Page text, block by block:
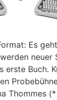
Es
neuer
erste Buch.
Thommes